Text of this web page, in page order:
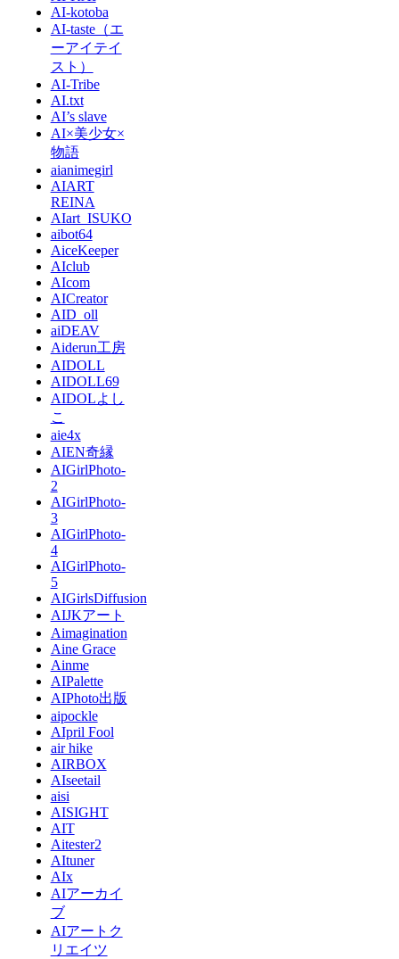
AI-kotoba
AI-taste（エ
ーアイテイ
スト）
AI-Tribe
AI.txt
AI’s slave
AI×美少女×
物語
aianimegirl
AIART
REINA
AIart_ISUKO
aibot64
AiceKeeper
AIclub
AIcom
AICreator
AID_oll
aiDEAV
Aiderun工房
AIDOLL
AIDOLL69
AIDOLよし
こ
aie4x
AIEN奇縁
AIGirlPhoto-
2
AIGirlPhoto-
3
AIGirlPhoto-
4
AIGirlPhoto-
5
AIGirlsDiffusion
AIJKアート
Aimagination
Aine Grace
Ainme
AIPalette
AIPhoto出版
aipockle
AIpril Fool
air hike
AIRBOX
AIseetail
aisi
AISIGHT
AIT
Aitester2
AItuner
AIx
AIアーカイ
ブ
AIアートク
リエイツ